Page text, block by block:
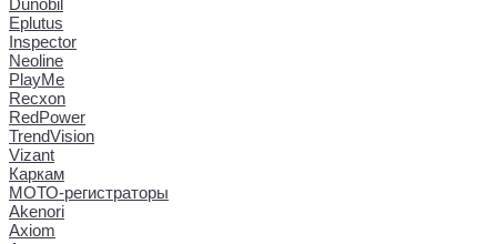
Dunobil
Eplutus
Inspector
Neoline
PlayMe
Recxon
RedPower
TrendVision
Vizant
Каркам
МОТО-регистраторы
Akenori
Axiom